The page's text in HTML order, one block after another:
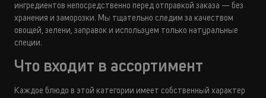
ингредиентов непосредственно перед отправкой заказа — без
хранения и заморозки. Мы тщательно следим за качеством
овощей, зелени, заправок и используем только натуральные
специи.
Что входит в ассортимент
Каждое блюдо в этой категории имеет собственный характер